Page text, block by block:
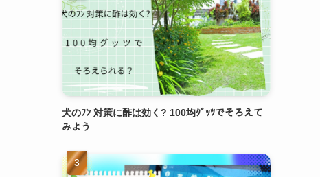
犬のﾌﾝ 対策に酢は効く? 100均ｸﾞｯﾂでそろえて
みよう